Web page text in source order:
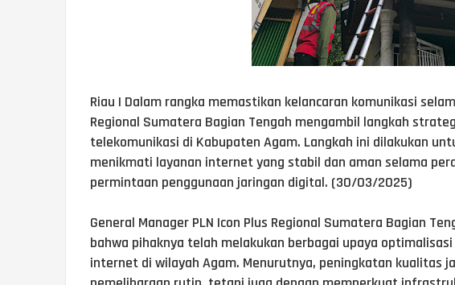
Riau | Dalam rangka memastikan kelancaran komunikasi
Regional Sumatera Bagian Tengah mengambil langkah
telekomunikasi di Kabupaten Agam. Langkah ini dilakukan
menikmati layanan internet yang stabil dan aman selama
permintaan penggunaan jaringan digital. (30/03/2025)
General Manager PLN Icon Plus Regional Sumatera Bagian
bahwa pihaknya telah melakukan berbagai upaya
internet di wilayah Agam. Menurutnya, peningkatan kualitas